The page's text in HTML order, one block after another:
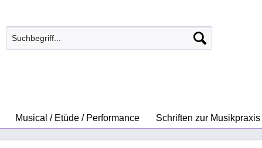
Musical / Etüde / Performance Schriften zur Musikpraxis